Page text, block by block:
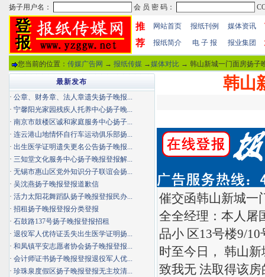
推
荐
网站首页 报纸刊例 媒体资讯
报纸简介 电 子 报 报业集团
您当前的位置： 传媒广告网 → 报纸传媒 →媒体对比 → 韩山新城一门面房扬子
韩山
催交函韩山新城一
全全经理：本人屠
品小 区13号楼9/
时至今日， 韩山
致我无 法取得该
最新发布
· 公章、财务章、法人章遗失扬子晚报...
· 宁馨阳光家园残疾人托养中心扬子晚...
· 南京市鼓楼区诚和家庭服务中心扬子...
· 连云港山地情怀自行车运动俱乐部扬...
· 出生医学证明遗失更名公告扬子晚报...
· 三知堂文化服务中心扬子晚报登报解...
· 无锡市惠山区党外知识分子联谊会扬...
· 吴沈燕扬子晚报登报道歉信
· 活力太阳花舞蹈队扬子晚报登报民办...
· 招租扬子晚报登报分类登报
· 石鼓路137号扬子晚报登报招租
· 退役军人优待证丢失出生医学证明扬...
· 和凤镇平安志愿者协会扬子晚报登报...
· 会计师证书扬子晚报登报退役军人优...
· 珍珠泉度假区扬子晚报登报无主坟清...